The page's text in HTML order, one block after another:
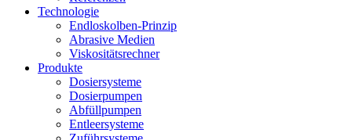
Technologie
Endloskolben-Prinzip
Abrasive Medien
Viskositätsrechner
Produkte
Dosiersysteme
Dosierpumpen
Abfüllpumpen
Entleersysteme